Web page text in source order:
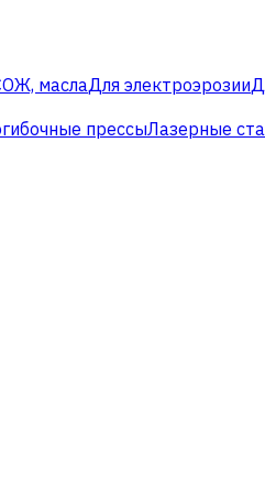
маслаДля электроэрозии
прессыЛазерные